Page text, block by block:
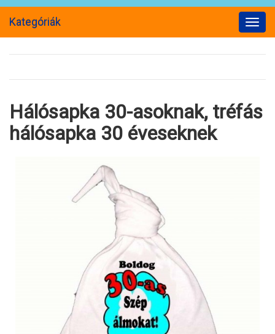
Kategóriák
Hálósapka 30-asoknak, tréfás
hálósapka 30 éveseknek